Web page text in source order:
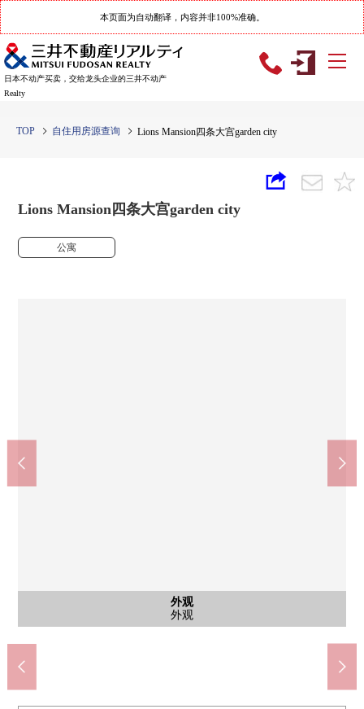
本页面为自动翻译，内容并非100%准确。
日本不动产买卖，交给龙头企业的三井不动产
Realty
TOP 自住用房源查询 Lions Mansion四条大宫garden city
Lions Mansion四条大宫garden city
公寓
外观
外观
客厅
约15.7张塌塌米LDK
风景
从阳台面朝东的风景
客厅
约15.7张塌塌米LDK
厨房
厨房
厨房
厨房
收纳
客厅
约15.7张塌塌米LDK
厨房
厨房
风景
从餐厅面朝东的风景
客厅
从客厅面朝东的风景
风景
从阳台面朝东的风景
风景
从阳台面朝东的风景
外观
外观
入口
在入口的前面
外观
入口
入口
入口
共有部分
防盗门
共有部分
信箱
共有部分
自行车停放处
共有部分
自行车停放处
停车场
停车场
停车场
停车场
停车场
停车场
外观
来自栋内的外观
共有部分
自行车停放处
共有部分
自行车停放处
外观
Mansion北侧用地
入口
入口
入口
入口
入口
入口
入口
入口
外观
外观
共有部分
名牌
入口
入口